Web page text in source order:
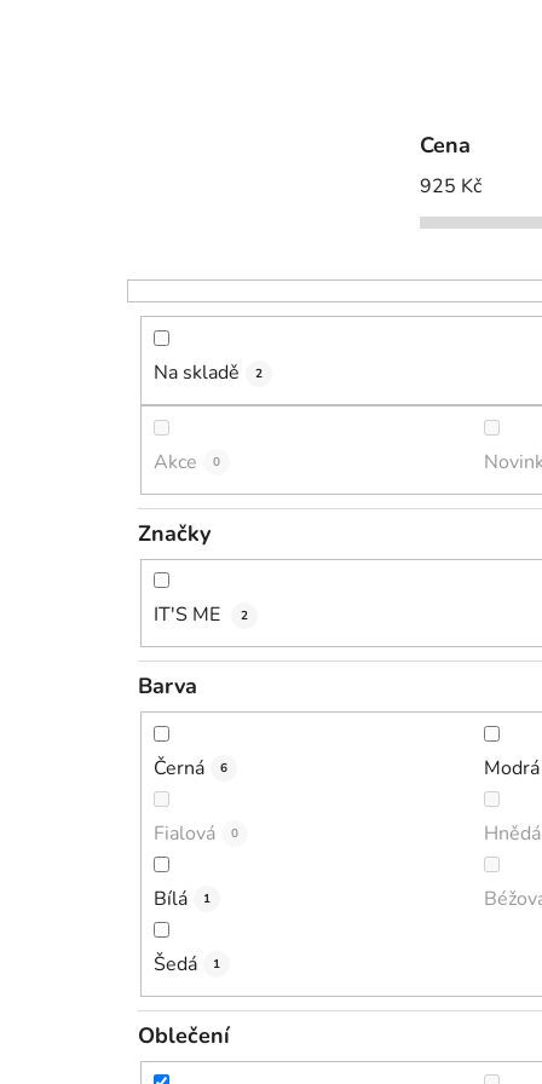
Cena
925 Kč
Na skladě 2
Akce 0
Značky
IT'S ME 2
Barva
Černá 6 Modrá
Fialová 0 Hnědá
Bílá 1
Šedá 1
Oblečení